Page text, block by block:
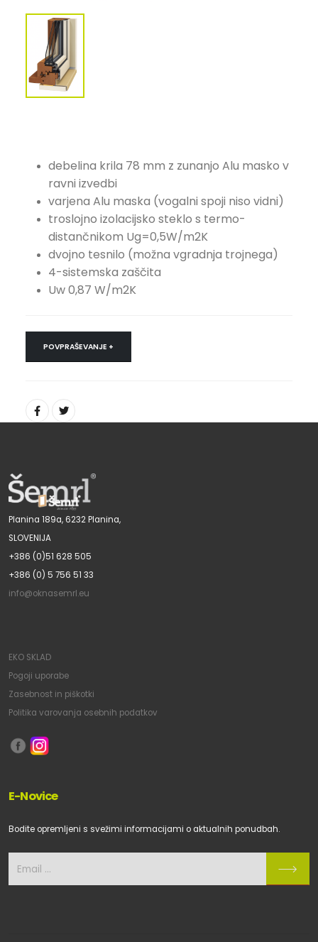
debelina krila 78 mm z zunanjo Alu masko v
ravni izvedbi
varjena Alu maska (vogalni spoji niso vidni)
troslojno izolacijsko steklo s termo-
distančnikom Ug=0,5W/m2K
dvojno tesnilo (možna vgradnja trojnega)
4-sistemska zaščita
Uw 0,87 W/m2K
POVPRAŠEVANJE +
Planina 189a, 6232 Planina,
SLOVENIJA
+386 (0)51 628 505
+386 (0) 5 756 51 33
info@oknasemrl.eu
EKO SKLAD
Pogoji uporabe
Zasebnost in piškotki
Politika varovanja osebnih podatkov
E-Novice
Bodite opremljeni s svežimi informacijami o aktualnih ponudbah.